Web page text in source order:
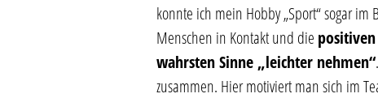
konnte ich mein Hobby „Sport“ sogar
Menschen in Kontakt und die
wahrsten Sinne „leichter nehmen“
zusammen. Hier motiviert man sich im